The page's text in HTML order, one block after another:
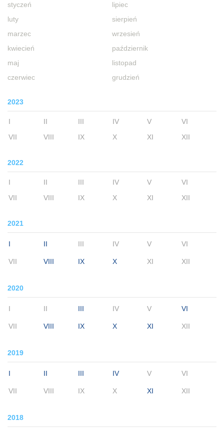
styczeń
luty
marzec
kwiecień
maj
czerwiec
lipiec
sierpień
wrzesień
październik
listopad
grudzień
2023
I II III IV V
VI
VII
VIII IX X XI XII
2022
I II III IV V
VI
VII
VIII IX X XI XII
2021
I II III IV V VI
VII VIII IX X XI XII
2020
I II III IV V VI
VII VIII IX X XI XII
2019
I II III IV V VI
VII VIII IX X XI XII
2018